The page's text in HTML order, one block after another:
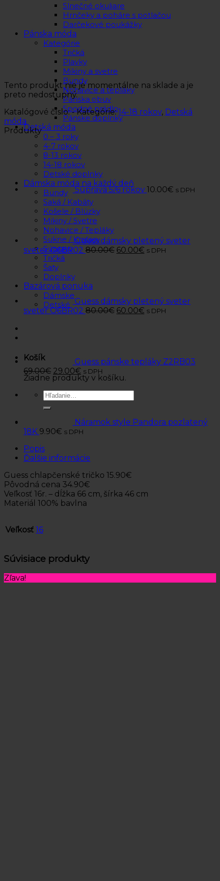
Slnečné okuliare
Hrnčeky a poháre s potlačou
Darčekové poukážky
Pánska móda
Kategórie
Tričká
Plavky
Mikiny a svetre
Bundy
Nohavice a tepláky
Pánska obuv
Spodné prádlo
Pánske doplnky
Detská móda
0 – 3 roky
4-7 rokov
8-13 rokov
14-18 rokov
Detské doplnky
Dámska móda na každý deň
Bundy
Saká / Kabáty
Košele / Blúzky
Mikiny / Svetre
Nohavice / Tepláky
Sukne / Kraťasy
Súpravy
Tričká
Šaty
Doplnky
Bazárová ponuka
Dámske
Detské
Košík
Žiadne produkty v košíku.
Hľadať:
Tento produkt nie je momentálne na sklade a je
preto nedostupný.
Katalógové číslo:- Kategórie:14-18 rokov, Detská
móda
Produkty
Súprava 5/6 rokov 10.00€ s DPH
Guess dámsky pletený sveter
sveter O6BR02 80.00€ 60.00€ s DPH
Guess dámsky pletený sveter
sveter O6BR02 80.00€ 60.00€ s DPH
Guess pánske tepláky Z2RB03
69.00€ 29.00€ s DPH
Náramok style Pandora pozlatený
18K 9.90€ s DPH
Popis
Ďalšie informácie
Guess chlapčenské tričko 15.90€
Pôvodná cena 34.90€
Veľkosť 16r. – dĺžka 66 cm, šírka 46 cm
Materiál 100% bavlna
Veľkosť 16
Súvisiace produkty
Zľava!